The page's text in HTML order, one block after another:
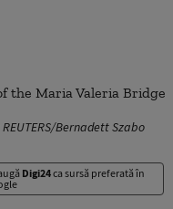
Bernadett Szabo
Digi24ca sursă preferată în